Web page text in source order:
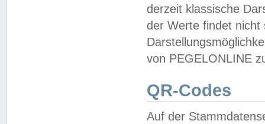
derzeit klassische
der Werte findet
von PEGELONLINE
QR-Codes
Auf der